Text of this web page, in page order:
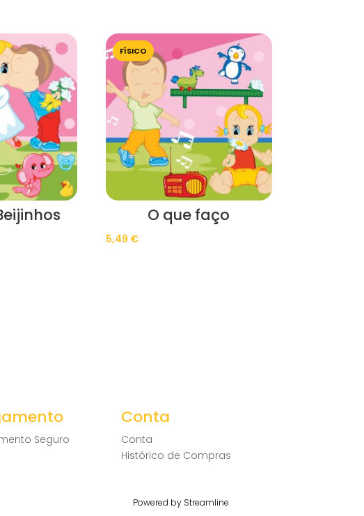
FÍSICO
O que faço
5,49 €
Seguro
Conta
Conta
Histórico de Compras
Powered by Streamline